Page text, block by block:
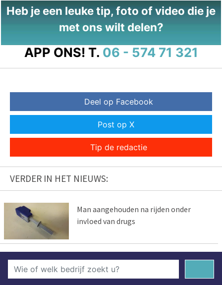
Heb je een leuke tip, foto of video die je
met ons wilt delen?
APP ONS! T. 06 - 574 71 321
Deel op Facebook
Post op X
Tip de redactie
VERDER IN HET NIEUWS:
Man aangehouden na rijden onder
invloed van drugs